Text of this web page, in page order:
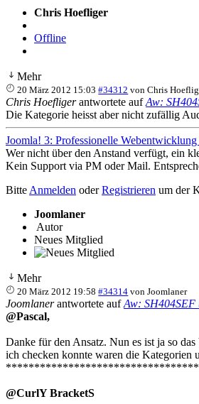
Chris Hoefliger
Offline
Mehr
20 März 2012 15:03 #34312 vonChris
Chris Hoefligerantwortete aufAw:
Die Kategorie heisst aber nicht zufällig
Joomla! 3: Professionelle
Wer nicht über den Anstand verfügt, ein
Kein Support via PM oder Mail.
Bitte Anmelden oderRegistrieren um der
Joomlaner
Autor
Neues Mitglied
Mehr
20 März 2012 19:58 #34314 vonJoomlaner
Joomlanerantwortete aufAw: SH404SEF
@Pascal,
Danke für den Ansatz. Nun es ist ja so
ich checken konnte waren die Kategorien
@CurlY BracketS